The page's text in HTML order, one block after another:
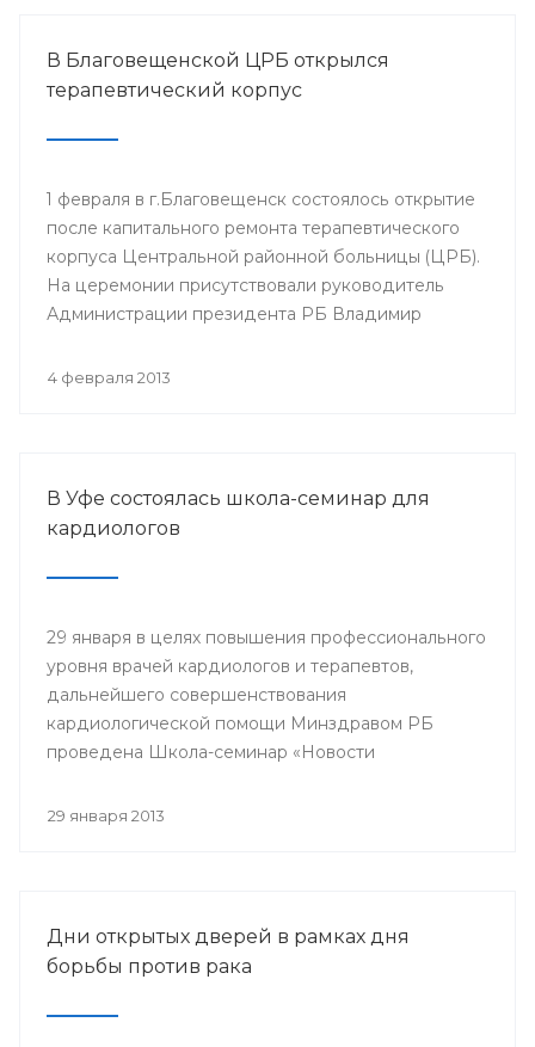
В Благовещенской ЦРБ открылся
терапевтический корпус
1 февраля в г.Благовещенск состоялось открытие
после капитального ремонта терапевтического
корпуса Центральной районной больницы (ЦРБ).
На церемонии присутствовали руководитель
Администрации президента РБ Владимир
Шебаев, глава администрации МР
4 февраля 2013
В Уфе состоялась школа-семинар для
кардиологов
29 января в целях повышения профессионального
уровня врачей кардиологов и терапевтов,
дальнейшего совершенствования
кардиологической помощи Минздравом РБ
проведена Школа-семинар «Новости
29 января 2013
Дни открытых дверей в рамках дня
борьбы против рака